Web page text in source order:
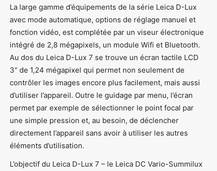
La large gamme d’équipements de la série Leica D-Lux
avec mode automatique, options de réglage manuel et
fonction vidéo, est complétée par un viseur électronique
intégré de 2,8 mégapixels, un module Wifi et Bluetooth.
Au dos du Leica D-Lux 7 se trouve un écran tactile LCD
3“ de 1,24 mégapixel qui permet non seulement de
contrôler les images encore plus facilement, mais aussi
d’utiliser l’appareil. Outre le guidage par menu, l’écran
permet par exemple de sélectionner le point focal par
une simple pression et, au besoin, de déclencher
directement l’appareil sans avoir à utiliser les autres
éléments d’utilisation.
L’objectif du Leica D-Lux 7 – le Leica DC Vario-Summilux